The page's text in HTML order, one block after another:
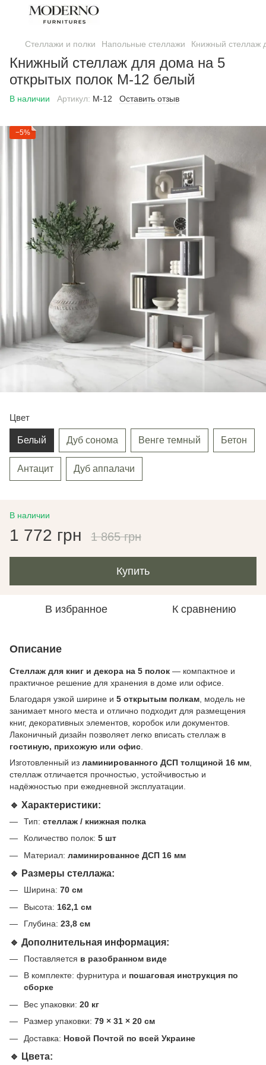
Стеллажи и полки Напольные стеллажи Книжный стеллаж
Книжный стеллаж для дома на 5
открытых полок M-12 белый
В наличии Артикул: М-12 Оставить отзыв
−5%
Цвет
Белый Дуб сонома Венге темный Бетон
Антацит Дуб аппалачи
В наличии
1 772 грн 1 865 грн
Купить
В избранное К сравнению
Описание
Стеллаж для книг и декора на 5 полок — компактное и
практичное решение для хранения в доме или офисе.
Благодаря узкой ширине и 5 открытым полкам , модель не
занимает много места и отлично подходит для размещения
книг, декоративных элементов, коробок или документов.
Лаконичный дизайн позволяет легко вписать стеллаж в
гостиную, прихожую или офис
Изготовленный из ламинированного ДСП толщиной 16 мм
стеллаж отличается прочностью, устойчивостью и
надёжностью при ежедневной эксплуатации.
🔹 Характеристики:
Тип: стеллаж / книжная полка
Количество полок: 5 шт
Материал: ламинированное ДСП 16 мм
🔹 Размеры стеллажа:
Ширина: 70 см
Высота: 162,1 см
Глубина: 23,8 см
🔹 Дополнительная информация:
Поставляется в разобранном виде
В комплекте: фурнитура и пошаговая инструкция по
сборке
Вес упаковки: 20 кг
Размер упаковки: 79 × 31 × 20 см
Доставка: Новой Почтой по всей Украине
🔹 Цвета: